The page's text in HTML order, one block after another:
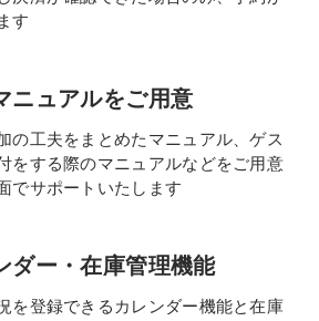
す
ニュアルをご用意
の工夫をまとめたマニュアル、ゲス
をする際のマニュアルなどをご用意
でサポートいたします
ダー・在庫管理機能
を登録できるカレンダー機能と在庫